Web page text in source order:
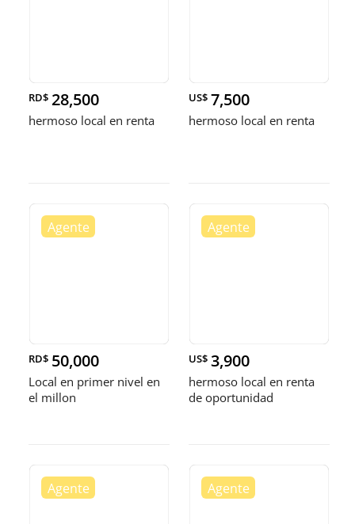
RD$ 28,500
hermoso local en renta
US$ 7,500
hermoso local en renta
RD$ 50,000
Local en primer nivel en
el millon
US$ 3,900
hermoso local en renta
de oportunidad